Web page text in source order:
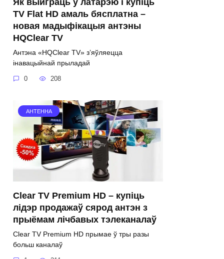
TV Flat HD амаль бясплатна –
новая мадыфікацыя антэны
HQClear TV
Антэна «HQClear TV» з’яўляецца
інавацыйнай прыладай
0 208
АНТЕННА
Clear TV Premium HD – купіць
лідэр продажаў сярод антэн з
прыёмам лічбавых тэлеканалаў
Clear TV Premium HD прымае ў тры разы
больш каналаў